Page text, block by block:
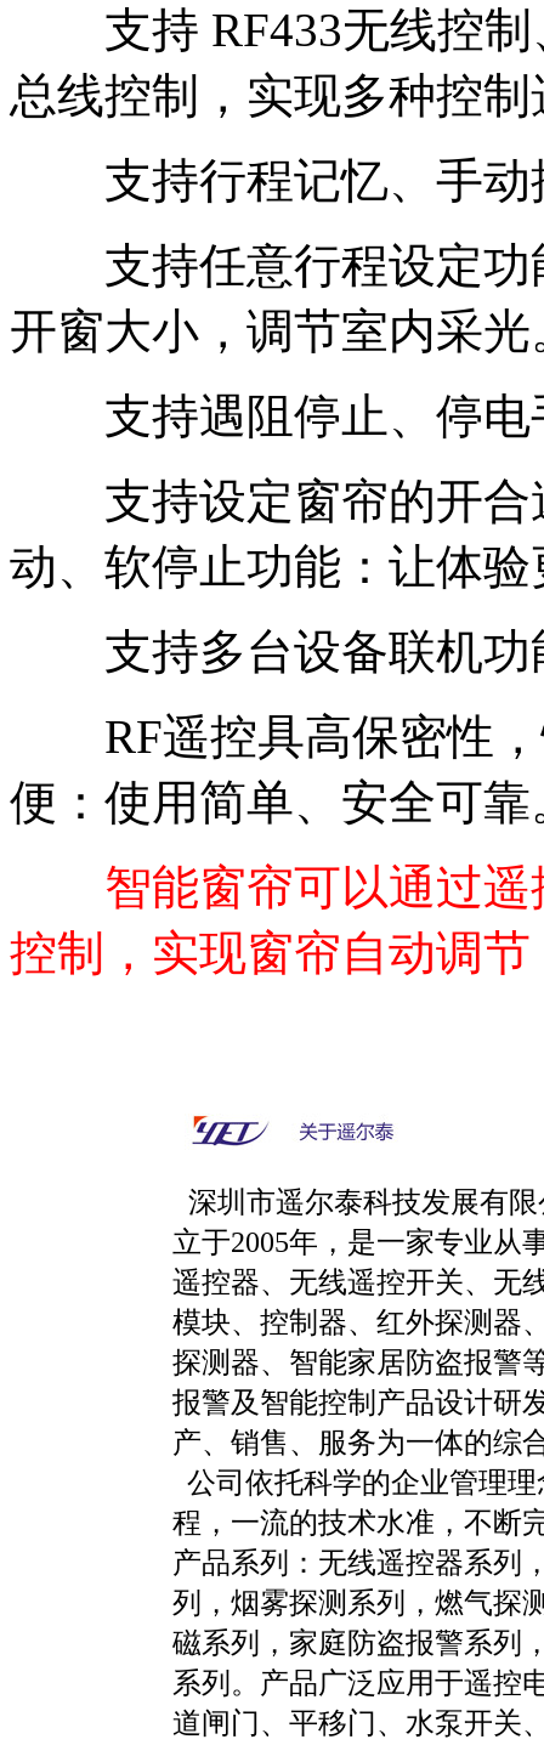
支持 RF433无线控制
总线控制，实现多种控
支持行程记忆、手动
支持任意行程设定功
开窗大小，调节室内采光
支持遇阻停止、停电
支持设定窗帘的开合
动、软停止功能：让体
支持多台设备联机功
RF遥控具高保密性，
便：使用简单、安全可靠
智能窗帘可以通过
控制，实现窗帘自动调
深圳市遥尔泰科技发展有
立于2005年，是一家专业从
遥控器、无线遥控开关、无
模块、控制器、红外探测器
探测器、智能家居防盗报警
报警及智能控制产品设计研
产、销售、服务为一体的
公司依托科学的企业管理
程，一流的技术水准，不断
产品系列：无线遥控器系列
列，烟雾探测系列，燃气探
磁系列，家庭防盗报警系列
系列。产品广泛应用于遥控
道闸门、平移门、水泵开关